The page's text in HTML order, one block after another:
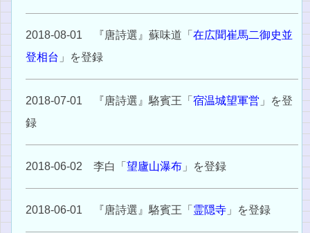
2018-08-01 『唐詩選』蘇味道「在広聞崔馬二御史並
登相台 」を登録
2018-07-01 『唐詩選』駱賓王「宿温城望軍営 」を登
録
2018-06-02 李白「望廬山瀑布 」を登録
2018-06-01 『唐詩選』駱賓王「 霊隠寺 」を登録